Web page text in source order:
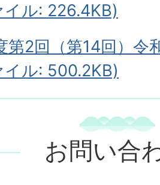
イル: 226.4KB)
第2回（第14回）令
イル: 500.2KB)
お問い合